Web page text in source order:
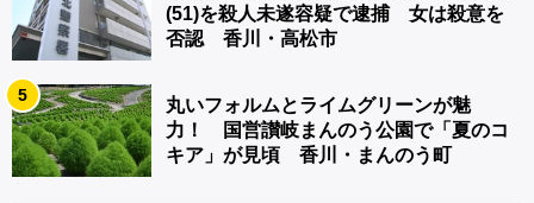
(51)を殺人未遂容疑で逮捕 女は殺意を
否認 香川・高松市
5
丸いフォルムとライムグリーンが魅
力！ 国営讃岐まんのう公園で「夏のコ
キア」が見頃 香川・まんのう町